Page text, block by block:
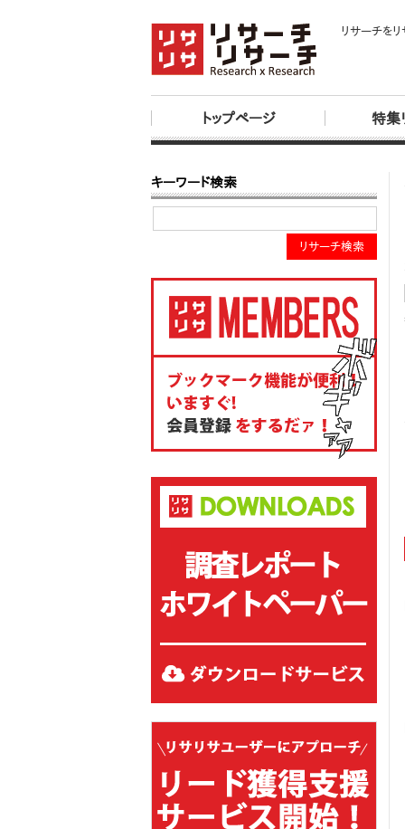
リサーチを
トップページ 特集
キーワード検索
リサーチ検索